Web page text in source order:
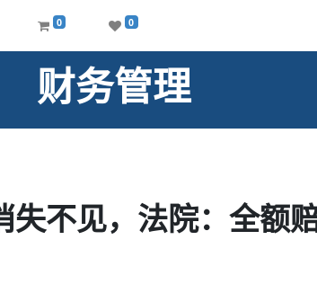
0 0
财务管理
不见，法院：全额